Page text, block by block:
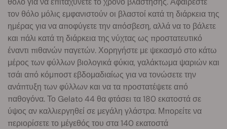
τον θόλο μόλις εμφανιστούν οι βλαστοί κατά τη διάρκεια της
ημέρας για να αποφύγετε την απόσβεση, αλλά να το βάλετε
και πάλι κατά τη διάρκεια της νύχτας ως προστατευτικό
έναντι πιθανών παγετών. Χορηγήστε με ψεκασμό στο κάτω
μέρος των φύλλων βιολογικά φύκια, γαλάκτωμα ψαριών και
τσάι από κόμποστ εβδομαδιαίως για να τονώσετε την
ανάπτυξη των φύλλων και να τα προστατέψετε από
παθογόνα. Το Gelato 44 θα φτάσει τα 180 εκατοστά σε
ύψος αν καλλιεργηθεί σε μεγάλη γλάστρα. Μπορείτε να
περιορίσετε το μέγεθός του στα 140 εκατοστά